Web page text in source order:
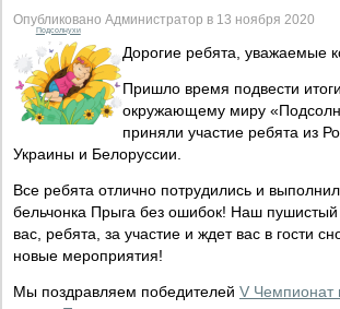
Опубликовано Администратор в 13 ноября 2020
Подсолнухи
Дорогие ребята, уважаемые
Пришло время подвести
окружающему миру
приняли участие ребята из
Украины и Белоруссии.
Все ребята отлично потрудились и
бельчонка Прыга без ошибок! Наш пушистый
вас, ребята, за участие и ждет вас в гости
новые мероприятия!
Мы поздравляем победителей V